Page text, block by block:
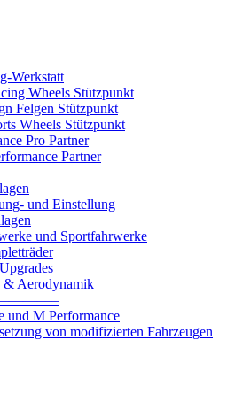
Werkstatt
Wheels Stützpunkt
Felgen Stützpunkt
Wheels Stützpunkt
Pro Partner
Partner
und Einstellung
und Sportfahrwerke
Aerodynamik
und M Performance
von modifizierten Fahrzeugen